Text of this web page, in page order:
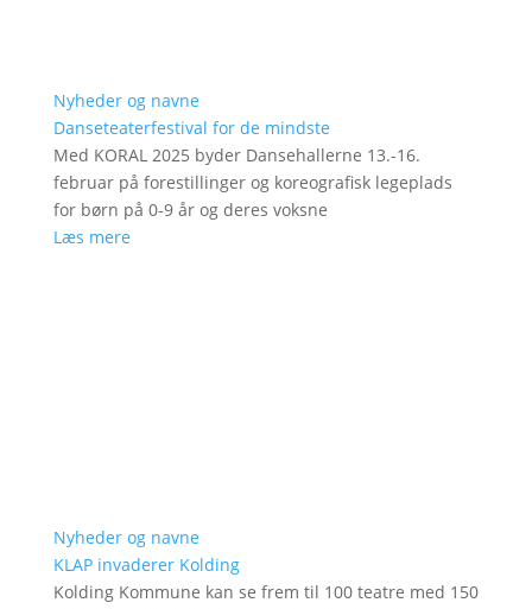
Nyheder og navne
Danseteaterfestival for de mindste
Med KORAL 2025 byder Dansehallerne 13.-16.
februar på forestillinger og koreografisk legeplads
for børn på 0-9 år og deres voksne
Læs mere
Nyheder og navne
KLAP invaderer Kolding
Kolding Kommune kan se frem til 100 teatre med 150